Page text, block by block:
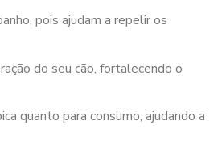
pois ajudam a repelir os
do seu cão, fortalecendo o
quanto para consumo, ajudando a